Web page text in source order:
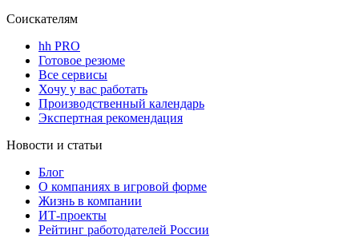
Соискателям
hh PRO
Готовое резюме
Все сервисы
Хочу у вас работать
Производственный календарь
Экспертная рекомендация
Новости и статьи
Блог
О компаниях в игровой форме
Жизнь в компании
ИТ-проекты
Рейтинг работодателей России